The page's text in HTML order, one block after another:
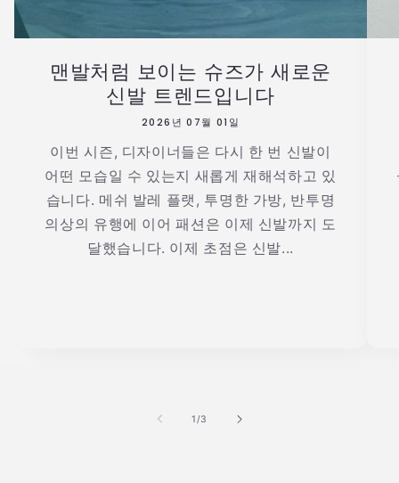
맨발처럼 보이는 슈즈가 새로운
신발 트렌드입니다
2026년 07월 01일
이번 시즌, 디자이너들은 다시 한 번 신발이
어떤 모습일 수 있는지 새롭게 재해석하고 있
습니다. 메쉬 발레 플랫, 투명한 가방, 반투명
의상의 유행에 이어 패션은 이제 신발까지 도
달했습니다. 이제 초점은 신발...
1/의
3